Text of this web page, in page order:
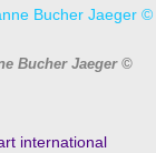
Bucher Jaeger ©
international